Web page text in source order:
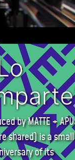
by MATTE +
shared) is a small
of its